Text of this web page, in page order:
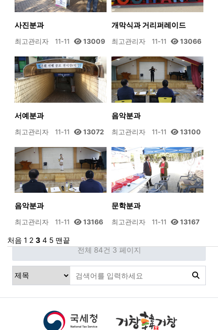
사진분과
최고관리자 11-11 13009
개막식과 거리퍼레이드
최고관리자 11-11 13066
서예분과
최고관리자 11-11 13072
음악분과
최고관리자 11-11 13100
음악분과
최고관리자 11-11 13166
문학분과
최고관리자 11-11 13167
처음 1 2 3 4 5 맨끝
전체 84건 3 페이지